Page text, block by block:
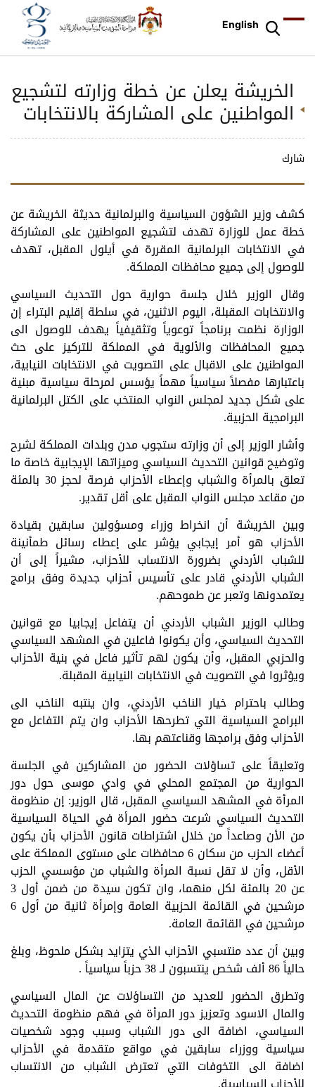
English
الخريشة يعلن عن خطة وزارته لتشجيع
المواطنين على المشاركة بالانتخابات
شارك
كشف وزير الشؤون السياسية والبرلمانية حديثة الخريشة عن
خطة عمل للوزارة تهدف لتشجيع المواطنين على المشاركة
في الانتخابات البرلمانية المقررة في أيلول المقبل، تهدف
للوصول إلى جميع محافظات المملكة.
وقال الوزير خلال جلسة حوارية حول التحديث السياسي
والانتخابات المقبلة، اليوم الاثنين، في سلطة إقليم البتراء إن
الوزارة نظمت برنامجاً توعوياً وتثقيفياً يهدف للوصول الى
جميع المحافظات والألوية في المملكة للتركيز على حث
المواطنين على الاقبال على التصويت في الانتخابات النيابية،
باعتبارها مفصلاً سياسياً مهماً يؤسس لمرحلة سياسية مبنية
على شكل جديد لمجلس النواب المنتخب على الكتل البرلمانية
البرامجية الحزبية.
وأشار الوزير إلى أن وزارته ستجوب مدن وبلدات المملكة لشرح
وتوضيح قوانين التحديث السياسي وميزاتها الإيجابية خاصة ما
تعلق بالمرأة والشباب وإعطاء الأحزاب فرصة لحجز 30 بالمئة
من مقاعد مجلس النواب المقبل على أقل تقدير.
وبين الخريشة أن انخراط وزراء ومسؤولين سابقين بقيادة
الأحزاب هو أمر إيجابي يؤشر على إعطاء رسائل طمأنينة
للشباب الأردني بضرورة الانتساب للأحزاب، مشيراً إلى أن
الشباب الأردني قادر على تأسيس أحزاب جديدة وفق برامج
يعتمدونها وتعبر عن طموحهم.
وطالب الوزير الشباب الأردني أن يتفاعل إيجابيا مع قوانين
التحديث السياسي، وأن يكونوا فاعلين في المشهد السياسي
والحزبي المقبل، وأن يكون لهم تأثير فاعل في بنية الأحزاب
ويؤثروا في التصويت في الانتخابات النيابية المقبلة.
وطالب باحترام خيار الناخب الأردني، وان ينتبه الناخب الى
البرامج السياسية التي تطرحها الأحزاب وان يتم التفاعل مع
الأحزاب وفق برامجها وقناعتهم بها.
وتعليقاً على تساؤلات الحضور من المشاركين في الجلسة
الحوارية من المجتمع المحلي في وادي موسى حول دور
المرأة في المشهد السياسي المقبل، قال الوزير: إن منظومة
التحديث السياسي شرعت حضور المرأة في الحياة السياسية
من الأن وصاعداً من خلال اشتراطات قانون الأحزاب بأن يكون
أعضاء الحزب من سكان 6 محافظات على مستوى المملكة على
الأقل، وأن لا تقل نسبة المرأة والشباب من مؤسسي الحزب
عن 20 بالمئة لكل منهما، وان تكون سيدة من ضمن أول 3
مرشحين في القائمة الحزبية العامة وإمرأة ثانية من أول 6
مرشحين في القائمة العامة.
وبين أن عدد منتسبي الأحزاب الذي يتزايد بشكل ملحوظ، وبلغ
حالياً 86 ألف شخص ينتسبون لـ 38 حزباً سياسياً .
وتطرق الحضور للعديد من التساؤلات عن المال السياسي
والمال الاسود وتعزيز دور المرأة في فهم منظومة التحديث
السياسي، اضافة الى دور الشباب وسبب وجود شخصيات
سياسية ووزراء سابقين في مواقع متقدمة في الأحزاب
اضافة الى التخوفات التي تعترض الشباب من الانتساب